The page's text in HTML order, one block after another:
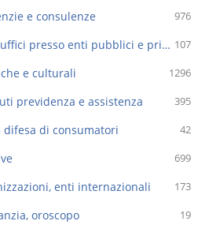
976
e consulenze
107
Assistenti sociali - uffici presso enti pubblici e privati
1296
e culturali
395
previdenza e assistenza
42
difesa di consumatori
699
173
enti internazionali
19
oroscopo